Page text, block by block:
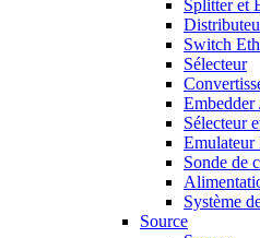
Splitter et
Switch
Sélecteur
Embedder
Sélecteur
Sonde de
Système
Source